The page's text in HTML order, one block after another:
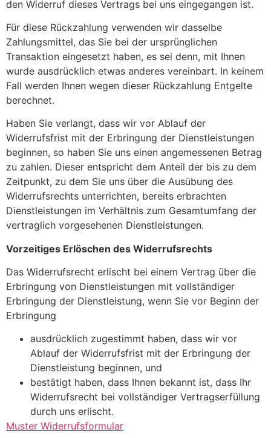
den Widerruf dieses Vertrags bei uns eingegangen ist.
Für diese Rückzahlung verwenden wir dasselbe
Zahlungsmittel, das Sie bei der ursprünglichen
Transaktion eingesetzt haben, es sei denn, mit Ihnen
wurde ausdrücklich etwas anderes vereinbart. In keinem
Fall werden Ihnen wegen dieser Rückzahlung Entgelte
berechnet.
Haben Sie verlangt, dass wir vor Ablauf der
Widerrufsfrist mit der Erbringung der Dienstleistungen
beginnen, so haben Sie uns einen angemessenen Betrag
zu zahlen. Dieser entspricht dem Anteil der bis zu dem
Zeitpunkt, zu dem Sie uns über die Ausübung des
Widerrufsrechts unterrichten, bereits erbrachten
Dienstleistungen im Verhältnis zum Gesamtumfang der
vertraglich vorgesehenen Dienstleistungen.
Vorzeitiges Erlöschen des Widerrufsrechts
Das Widerrufsrecht erlischt bei einem Vertrag über die
Erbringung von Dienstleistungen mit vollständiger
Erbringung der Dienstleistung, wenn Sie vor Beginn der
Erbringung
ausdrücklich zugestimmt haben, dass wir vor
Ablauf der Widerrufsfrist mit der Erbringung der
Dienstleistung beginnen, und
bestätigt haben, dass Ihnen bekannt ist, dass Ihr
Widerrufsrecht bei vollständiger Vertragserfüllung
durch uns erlischt.
Muster Widerrufsformular